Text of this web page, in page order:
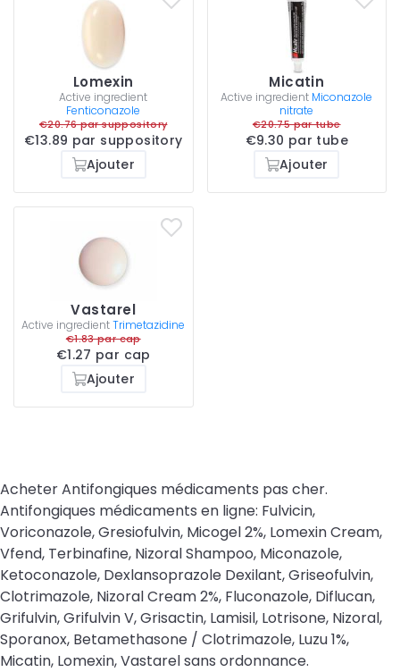
Lomexin
Active ingredient
Fenticonazole
€20.76 par suppository
€13.89 par suppository
Ajouter
Micatin
Active ingredient Miconazole
nitrate
€20.75 par tube
€9.30 par tube
Ajouter
Vastarel
Active ingredientTrimetazidine
€1.83 par cap
€1.27 par cap
Ajouter
Acheter Antifongiques médicaments pas cher.
Antifongiques médicaments en ligne: Fulvicin,
Voriconazole, Gresiofulvin, Micogel 2%, Lomexin Cream,
Vfend, Terbinafine, Nizoral Shampoo, Miconazole,
Ketoconazole, Dexlansoprazole Dexilant, Griseofulvin,
Clotrimazole, Nizoral Cream 2%, Fluconazole, Diflucan,
Grifulvin, Grifulvin V, Grisactin, Lamisil, Lotrisone, Nizoral,
Sporanox, Betamethasone / Clotrimazole, Luzu 1%,
Micatin, Lomexin, Vastarel sans ordonnance.